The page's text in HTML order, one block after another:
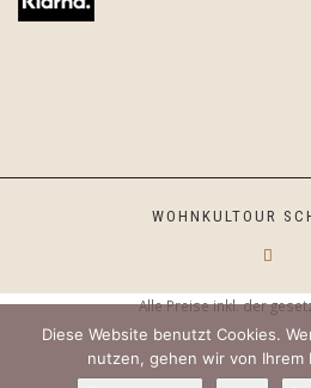
WOHNKULTOUR
Alle Preise inkl. der
Diese Website benutzt Cookies.
nutzen, gehen wir von Ihrem